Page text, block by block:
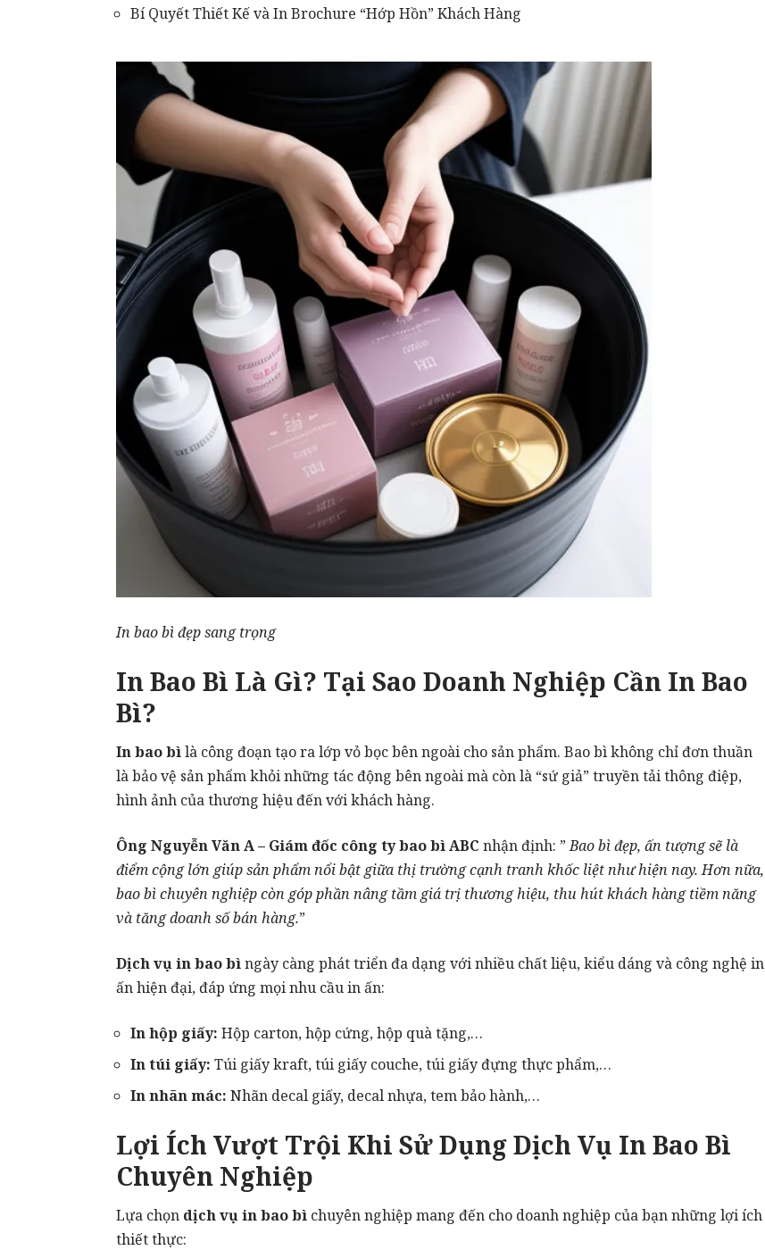
Bí Quyết Thiết Kế và In Brochure “Hớp Hồn” Khách Hàng
In bao bì đẹp sang trọng
In Bao Bì Là Gì? Tại Sao Doanh Nghiệp Cần In Bao
Bì?
In bao bìlà công đoạn tạo ra lớp vỏ bọc bên ngoài cho sản phẩm. Bao bì không chỉ đơn thuần
là bảo vệ sản phẩm khỏi những tác động bên ngoài mà còn là “sứ giả” truyền tải thông điệp,
hình ảnh của thương hiệu đến với khách hàng.
Ông Nguyễn Văn A – Giám đốc công ty bao bì ABC nhận định: ”Bao bì đẹp, ấn tượng sẽ là
điểm cộng lớn giúp sản phẩm nổi bật giữa thị trường cạnh tranh khốc liệt như hiện nay. Hơn nữa,
bao bì chuyên nghiệp còn góp phần nâng tầm giá trị thương hiệu, thu hút khách hàng tiềm năng
và tăng doanh số bán hàng.”
Dịch vụ in bao bìngày càng phát triển đa dạng với nhiều chất liệu, kiểu dáng và công nghệ in
ấn hiện đại, đáp ứng mọi nhu cầu in ấn:
In hộp giấy: Hộp carton, hộp cứng, hộp quà tặng,…
In túi giấy: Túi giấy kraft, túi giấy couche, túi giấy đựng thực phẩm,…
In nhãn mác: Nhãn decal giấy, decal nhựa, tem bảo hành,…
Lợi Ích Vượt Trội Khi Sử Dụng Dịch Vụ In Bao Bì
Chuyên Nghiệp
Lựa chọn dịch vụ in bao bì chuyên nghiệp mang đến cho doanh nghiệp của bạn những lợi ích
thiết thực: